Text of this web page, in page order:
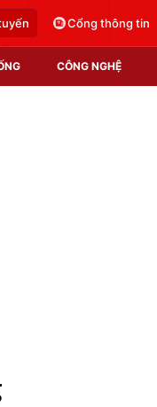
Cổng thông tin
CÔNG NGHỆ